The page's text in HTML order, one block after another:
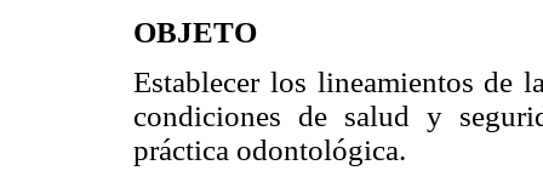
OBJETO
Establecer los lineamientos de
condiciones de salud y
práctica odontológica.